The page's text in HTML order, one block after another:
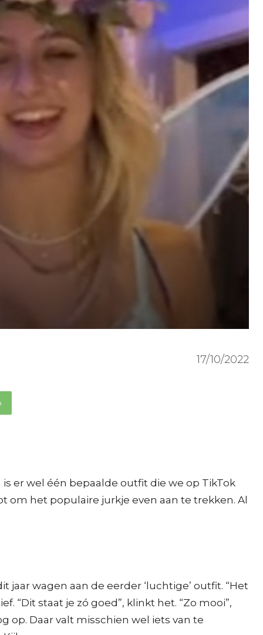
17/10/2022
er wel één bepaalde outfit die we op TikTok
om het populaire jurkje even aan te trekken. Al
wagen aan de eerder ‘luchtige’ outfit. “Het
“Dit staat je zó goed”, klinkt het. “Zo mooi”,
op. Daar valt misschien wel iets van te